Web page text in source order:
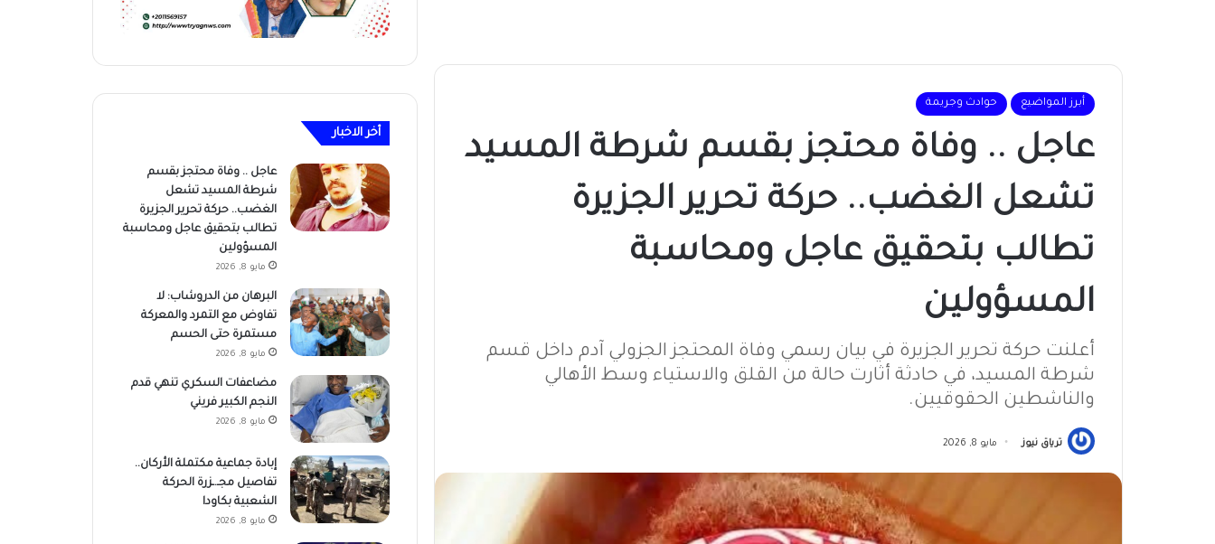
أبرز المواضيع حوادث وجريمة
عاجل .. وفاة محتجز بقسم شرطة المسيد
تشعل الغضب.. حركة تحرير الجزيرة
تطالب بتحقيق عاجل ومحاسبة
المسؤولين
أعلنت حركة تحرير الجزيرة في بيان رسمي وفاة المحتجز الجزولي آدم داخل قسم
شرطة المسيد، في حادثة أثارت حالة من القلق والاستياء وسط الأهالي
والناشطين الحقوقيين.
ترياق نيوز مايو 8, 2026
أخر الاخبار
عاجل .. وفاة محتجز بقسم
شرطة المسيد تشعل
الغضب.. حركة تحرير الجزيرة
تطالب بتحقيق عاجل ومحاسبة
المسؤولين
مايو 8, 2026
البرهان من الدروشاب: لا
تفاوض مع التمرد والمعركة
مستمرة حتى الحسم
مايو 8, 2026
مضاعفات السكري تنهي قدم
النجم الكبير فريني
مايو 8, 2026
إبادة جماعية مكتملة الأركان..
تفاصيل مجـ.ـزرة الحركة
الشعبية بكاودا
مايو 8, 2026